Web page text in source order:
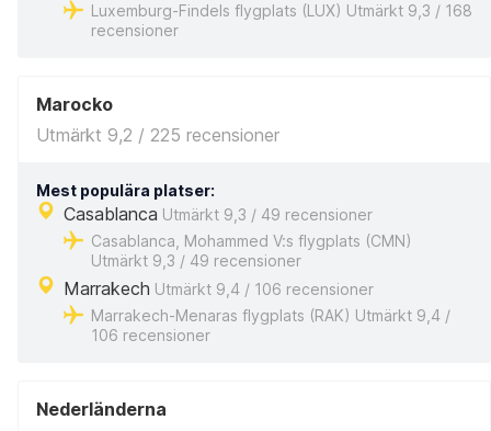
Luxemburg-Findels flygplats (LUX) Utmärkt 9,3 / 168
recensioner
Marocko
Utmärkt 9,2 / 225 recensioner
Mest populära platser:
Casablanca Utmärkt 9,3 / 49 recensioner
Casablanca, Mohammed V:s flygplats (CMN)
Utmärkt 9,3 / 49 recensioner
Marrakech Utmärkt 9,4 / 106 recensioner
Marrakech-Menaras flygplats (RAK) Utmärkt 9,4 /
106 recensioner
Nederländerna